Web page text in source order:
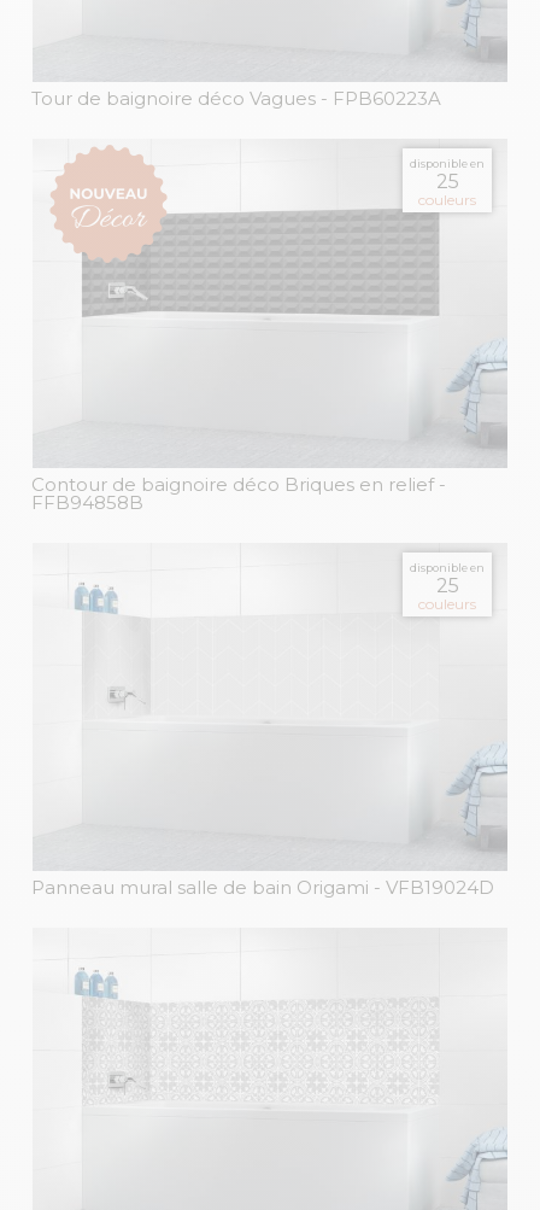
Tour de baignoire déco Vagues - FPB60223A
disponible en
25
couleurs
Contour de baignoire déco Briques en relief -
FFB94858B
disponible en
25
couleurs
Panneau mural salle de bain Origami - VFB19024D